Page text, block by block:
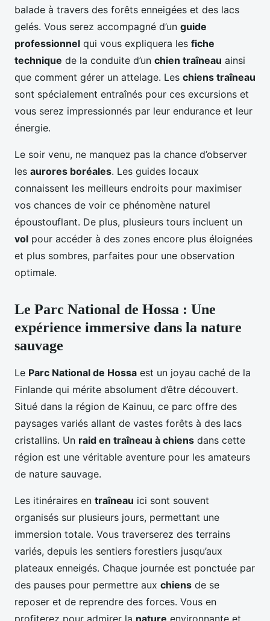
balade à travers des forêts enneigées et des lacs
gelés. Vous serez accompagné d’un guide
professionnel qui vous expliquera les fiche
technique de la conduite d’un chien traîneau ainsi
que comment gérer un attelage. Les chiens traîneau
sont spécialement entraînés pour ces excursions et
vous serez impressionnés par leur endurance et leur
énergie.
Le soir venu, ne manquez pas la chance d’observer
les aurores boréales. Les guides locaux
connaissent les meilleurs endroits pour maximiser
vos chances de voir ce phénomène naturel
époustouflant. De plus, plusieurs tours incluent un
vol pour accéder à des zones encore plus éloignées
et plus sombres, parfaites pour une observation
optimale.
Le Parc National de Hossa : Une
expérience immersive dans la nature
sauvage
Le Parc National de Hossa est un joyau caché de la
Finlande qui mérite absolument d’être découvert.
Situé dans la région de Kainuu, ce parc offre des
paysages variés allant de vastes forêts à des lacs
cristallins. Un raid en traîneau à chiens dans cette
région est une véritable aventure pour les amateurs
de nature sauvage.
Les itinéraires en traîneau ici sont souvent
organisés sur plusieurs jours, permettant une
immersion totale. Vous traverserez des terrains
variés, depuis les sentiers forestiers jusqu’aux
plateaux enneigés. Chaque journée est ponctuée par
des pauses pour permettre aux chiens de se
reposer et de reprendre des forces. Vous en